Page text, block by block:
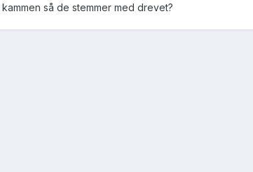
så de stemmer med drevet?